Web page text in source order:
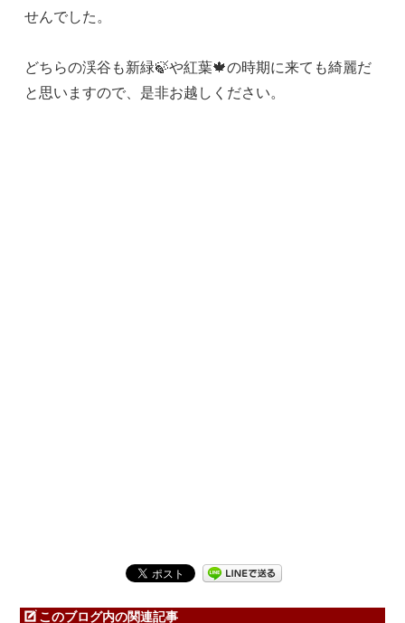
せんでした。
どちらの渓谷も新緑🍃や紅葉🍁の時期に来ても綺麗だ
と思いますので、是非お越しください。
このブログ内の関連記事